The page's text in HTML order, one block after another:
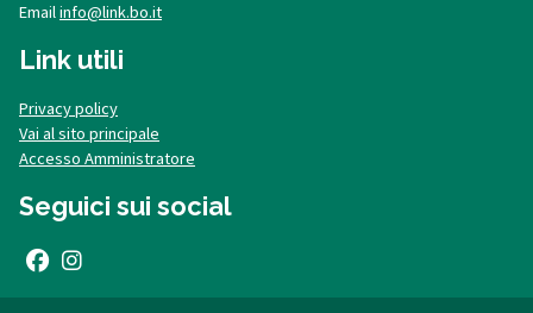
Emailinfo@link.bo.it
Link utili
Privacy policy
Vai al sito principale
Accesso Amministratore
Seguici sui social